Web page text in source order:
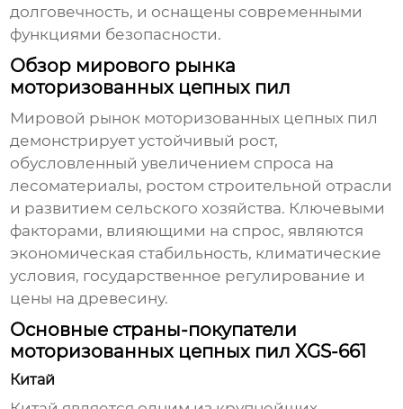
долговечность, и оснащены современными
функциями безопасности.
Обзор мирового рынка
моторизованных цепных пил
Мировой рынок моторизованных цепных пил
демонстрирует устойчивый рост,
обусловленный увеличением спроса на
лесоматериалы, ростом строительной отрасли
и развитием сельского хозяйства. Ключевыми
факторами, влияющими на спрос, являются
экономическая стабильность, климатические
условия, государственное регулирование и
цены на древесину.
Основные страны-покупатели
моторизованных цепных пил XGS-661
Китай